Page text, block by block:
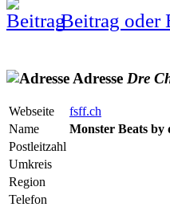
Beitrag oder
Adresse Dre
Webseite
fsff.ch
Name
Monster Beats by
Postleitzahl
Umkreis
Region
Telefon